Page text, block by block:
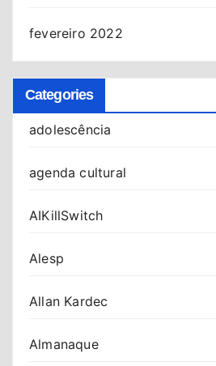
fevereiro 2022
Categories
adolescência
agenda cultural
AIKillSwitch
Alesp
Allan Kardec
Almanaque